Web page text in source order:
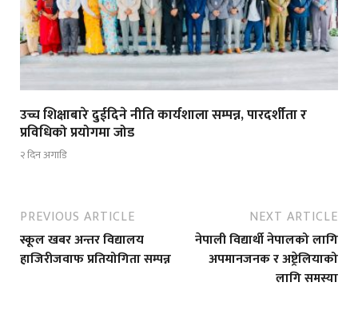
उच्च शिक्षाबारे दुईदिने नीति कार्यशाला सम्पन्न, पारदर्शीता र
प्रविधिको प्रयोगमा जोड
२ दिन अगाडि
PREVIOUS ARTICLE
स्कूल खबर अन्तर विद्यालय
हाजिरीजवाफ प्रतियोगिता सम्पन्न
NEXT ARTICLE
नेपाली विद्यार्थी नेपालको लागि
अपमानजनक र अष्ट्रेलियाको
लागि समस्या